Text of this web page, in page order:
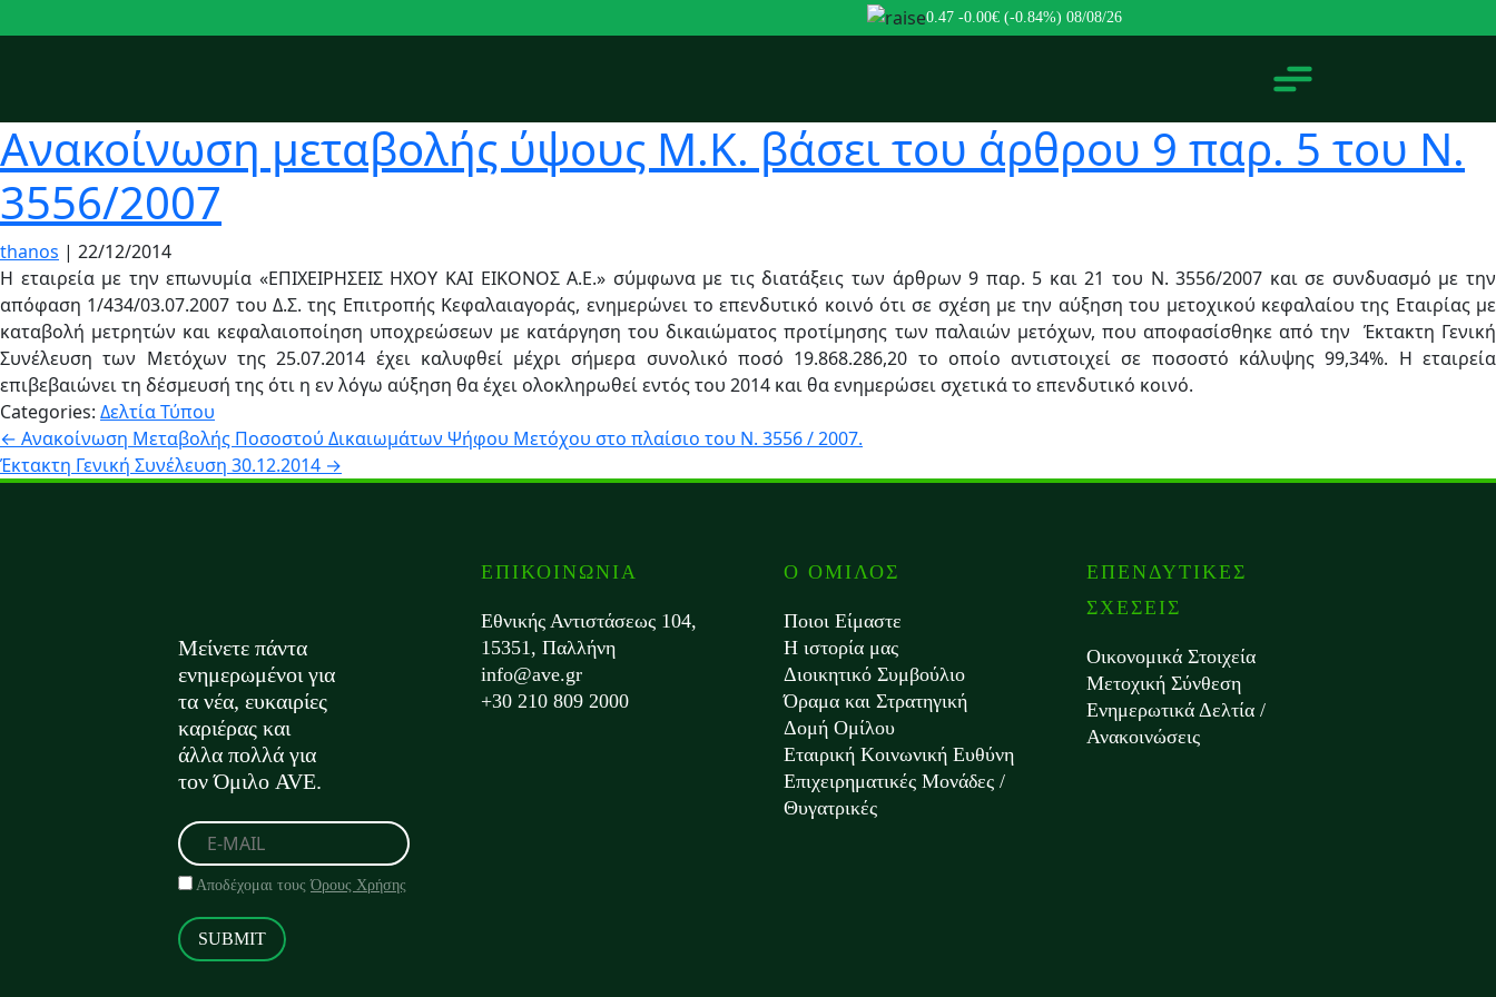
0.47 -0.00€ (-0.84%) 08/08/26
Ανακοίνωση μεταβολής ύψους Μ.Κ. βάσει του άρθρου 9 παρ. 5 του Ν.
3556/2007
thanos | 22/12/2014
Η εταιρεία με την επωνυμία «ΕΠΙΧΕΙΡΗΣΕΙΣ ΗΧΟΥ ΚΑΙ ΕΙΚΟΝΟΣ Α.Ε.» σύμφωνα με τις διατάξεις των άρθρων 9 παρ. 5 και 21 του Ν. 3556/2007 και σε συνδυασμό με την
απόφαση 1/434/03.07.2007 του Δ.Σ. της Επιτροπής Κεφαλαιαγοράς, ενημερώνει το επενδυτικό κοινό ότι σε σχέση με την αύξηση του μετοχικού κεφαλαίου της Εταιρίας με
καταβολή μετρητών και κεφαλαιοποίηση υποχρεώσεων με κατάργηση του δικαιώματος προτίμησης των παλαιών μετόχων, που αποφασίσθηκε από την Έκτακτη Γενική
Συνέλευση των Μετόχων της 25.07.2014 έχει καλυφθεί μέχρι σήμερα συνολικό ποσό 19.868.286,20 το οποίο αντιστοιχεί σε ποσοστό κάλυψης 99,34%. Η εταιρεία
επιβεβαιώνει τη δέσμευσή της ότι η εν λόγω αύξηση θα έχει ολοκληρωθεί εντός του 2014 και θα ενημερώσει σχετικά το επενδυτικό κοινό.
Categories: Δελτία Τύπου
Πλοήγηση
άρθρων
← Ανακοίνωση Μεταβολής Ποσοστού Δικαιωμάτων Ψήφου Μετόχου στο πλαίσιο του Ν. 3556 / 2007.
Έκτακτη Γενική Συνέλευση 30.12.2014 →
Μείνετε πάντα
ενημερωμένοι για
τα νέα, ευκαιρίες
καριέρας και
άλλα πολλά για
τον Όμιλο AVE.
Αποδέχομαι τουςΌρους Χρήσης
SUBMIT
ΕΠΙΚΟΙΝΩΝΙΑ
Εθνικής Αντιστάσεως 104,
15351, Παλλήνη
info@ave.gr
+30 210 809 2000
Ο ΟΜΙΛΟΣ
Ποιοι Είμαστε
Η ιστορία μας
Διοικητικό Συμβούλιο
Όραμα και Στρατηγική
Δομή Ομίλου
Εταιρική Κοινωνική Ευθύνη
Επιχειρηματικές Μονάδες /
Θυγατρικές
ΕΠΕΝΔΥΤΙΚΕΣ
ΣΧΕΣΕΙΣ
Οικονομικά Στοιχεία
Μετοχική Σύνθεση
Ενημερωτικά Δελτία /
Ανακοινώσεις